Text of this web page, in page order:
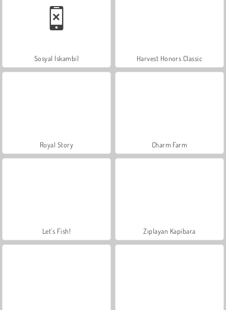
Sosyal İskambil Harvest Honors Classic
Royal Story Charm Farm
Let's Fish! Zıplayan Kapibara